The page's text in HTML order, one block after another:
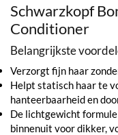
Schwarzkopf
Conditioner
Belangrijkste
Verzorgt fijn haar
Helpt statisch haar te
hanteerbaarheid en
De lichtgewicht
binnenuit voor dikker,